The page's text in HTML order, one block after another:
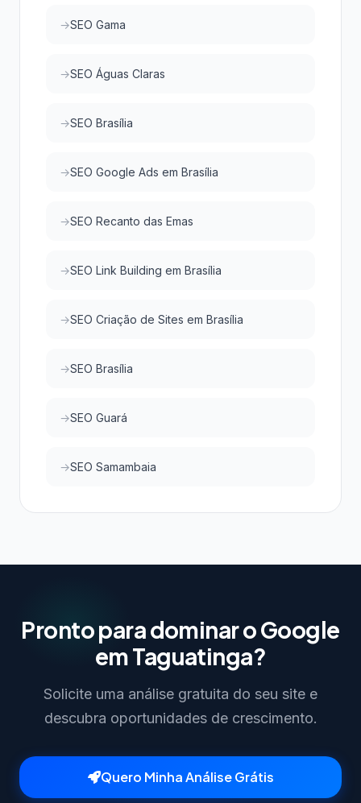
SEO Gama
SEO Águas Claras
SEO Brasília
SEO Google Ads em Brasília
SEO Recanto das Emas
SEO Link Building em Brasília
SEO Criação de Sites em Brasília
SEO Brasília
SEO Guará
SEO Samambaia
Pronto para dominar o Google
em Taguatinga?
Solicite uma análise gratuita do seu site e
descubra oportunidades de crescimento.
Quero Minha Análise Grátis